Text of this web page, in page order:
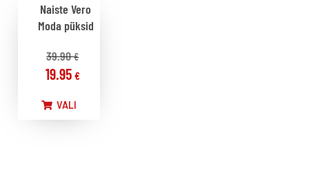
Naiste Vero
Moda püksid
39.90€
19.95 €
VALI